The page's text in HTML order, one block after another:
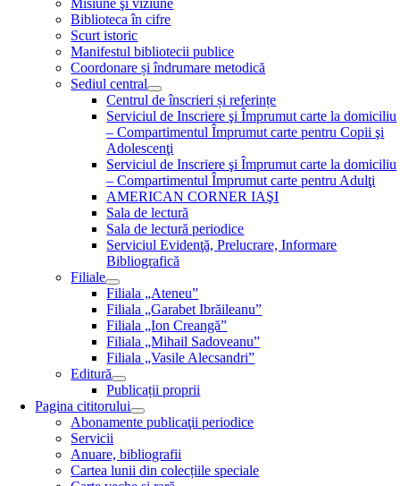
Misiune şi viziune
Biblioteca în cifre
Scurt istoric
Manifestul bibliotecii publice
Coordonare și îndrumare metodică
Sediul central
Centrul de înscrieri și referințe
Serviciul de Inscriere şi Împrumut carte la domiciliu
– Compartimentul Împrumut carte pentru Copii şi
Adolescenţi
Serviciul de Inscriere şi Împrumut carte la domiciliu
– Compartimentul Împrumut carte pentru Adulţi
AMERICAN CORNER IAŞI
Sala de lectură
Sala de lectură periodice
Serviciul Evidenţă, Prelucrare, Informare
Bibliografică
Filiale
Filiala „Ateneu”
Filiala „Garabet Ibrăileanu”
Filiala „Ion Creangă”
Filiala „Mihail Sadoveanu”
Filiala „Vasile Alecsandri”
Editură
Publicații proprii
Pagina cititorului
Abonamente publicaţii periodice
Servicii
Anuare, bibliografii
Cartea lunii din colecțiile speciale